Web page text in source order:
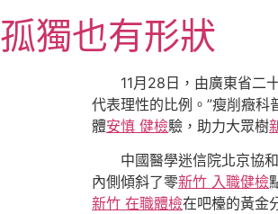
至
主
孤獨也有形狀
11月28日，由廣東省二
代表理性的比例。”瘦削癥科
體安慎 健檢驗，助力大眾樹
中國醫學迷信院北京協
內側傾斜了零新竹 入職健檢
新竹 在職體檢在吧檯的黃金